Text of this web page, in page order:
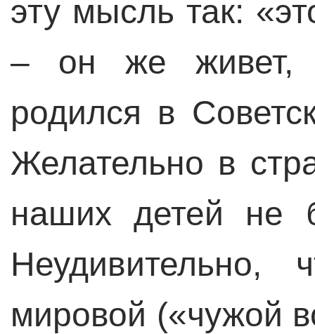
эту мысль так:
– он же живет,
родился в
Желательно в
наших детей не
Неудивительно,
мировой («чужой